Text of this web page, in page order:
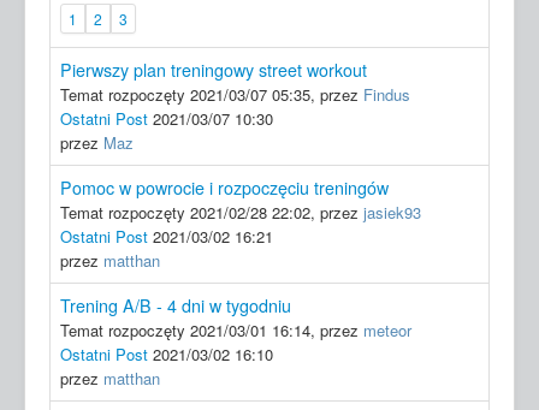
1 2 3
Pierwszy plan treningowy street workout
Temat rozpoczęty 2021/03/07 05:35, przez Findus
Ostatni Post 2021/03/07 10:30
przez Maz
Pomoc w powrocie i rozpoczęciu treningów
Temat rozpoczęty 2021/02/28 22:02, przez jasiek93
Ostatni Post 2021/03/02 16:21
przez matthan
Trening A/B - 4 dni w tygodniu
Temat rozpoczęty 2021/03/01 16:14, przez meteor
Ostatni Post 2021/03/02 16:10
przez matthan